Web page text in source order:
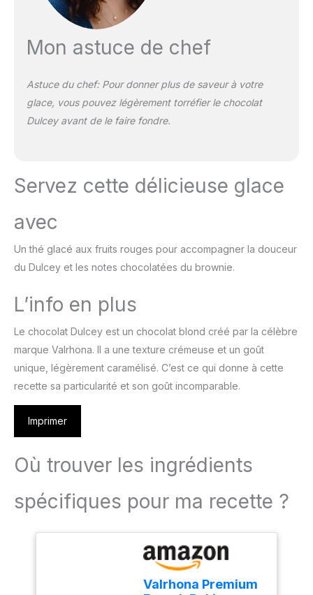
Mon astuce de chef
Astuce du chef: Pour donner plus de saveur à votre
glace, vous pouvez légèrement torréfier le chocolat
Dulcey avant de le faire fondre.
Servez cette délicieuse glace
avec
Un thé glacé aux fruits rouges pour accompagner la douceur
du Dulcey et les notes chocolatées du brownie.
L’info en plus
Le chocolat Dulcey est un chocolat blond créé par la célèbre
marque Valrhona. Il a une texture crémeuse et un goût
unique, légèrement caramélisé. C’est ce qui donne à cette
recette sa particularité et son goût incomparable.
Imprimer
Où trouver les ingrédients
spécifiques pour ma recette ?
Valrhona Premium